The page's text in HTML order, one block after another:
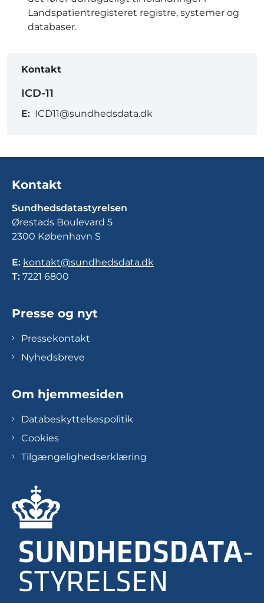
Landspatientregisteret registre, systemer og
databaser.
Kontakt
ICD-11
E: ICD11@sundhedsdata.dk
Kontakt
Sundhedsdatastyrelsen
Ørestads Boulevard 5
2300 København S
E: kontakt@sundhedsdata.dk
T: 7221 6800
Presse og nyt
Pressekontakt
Nyhedsbreve
Om hjemmesiden
Databeskyttelsespolitik
Cookies
Tilgængelighedserklæring